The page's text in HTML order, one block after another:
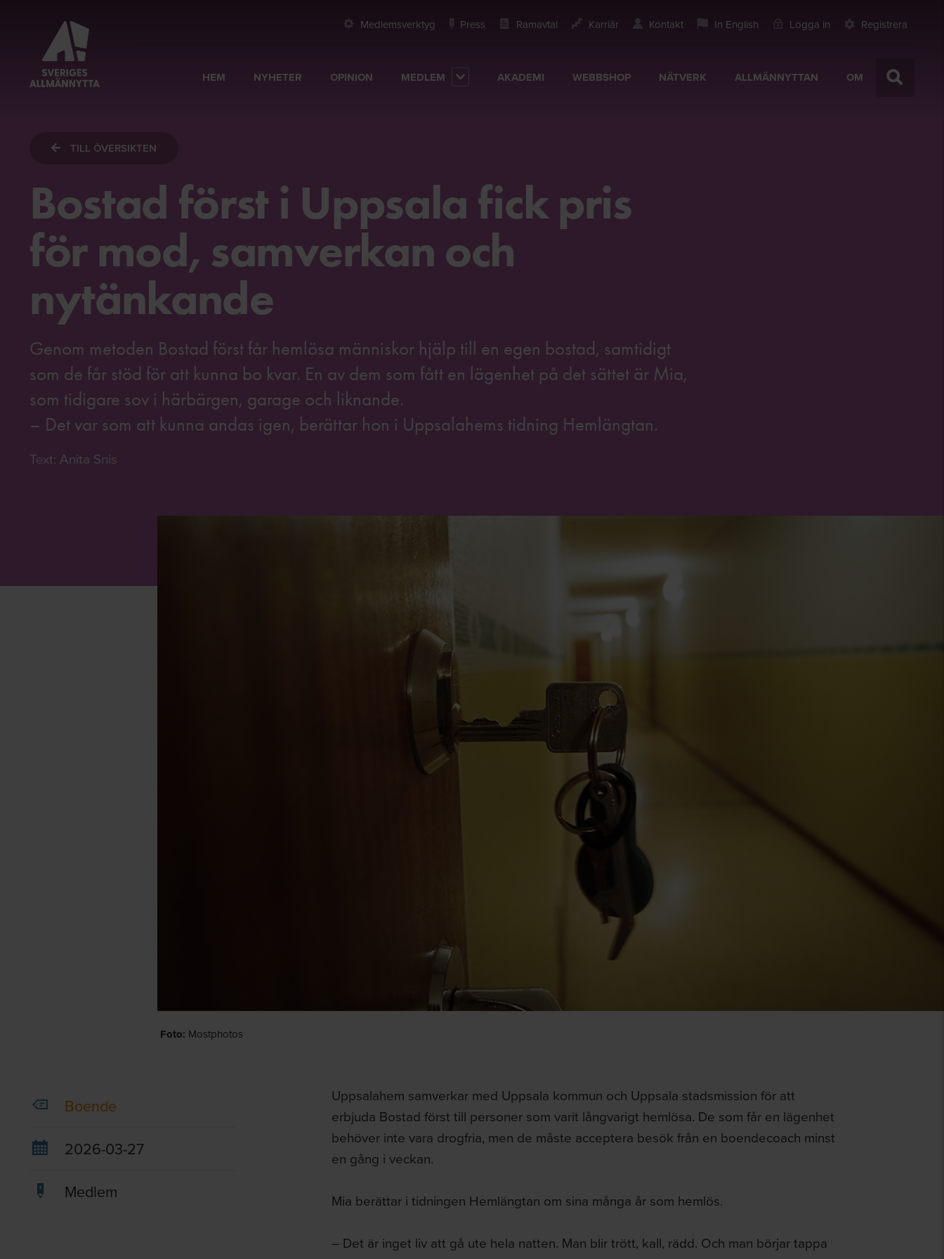
Medlemsverktyg Press Ramavtal Karriär Kontakt In English Logga in Registrera
HEM NYHETER OPINION MEDLEM AKADEMI WEBBSHOP NÄTVERK ALLMÄNNYTTAN OM
TILL ÖVERSIKTEN
Bostad först i Uppsala fick pris
för mod, samverkan och
nytänkande
Genom metoden Bostad först får hemlösa människor hjälp till en egen bostad, samtidigt
som de får stöd för att kunna bo kvar. En av dem som fått en lägenhet på det sättet är Mia,
som tidigare sov i härbärgen, garage och liknande.
– Det var som att kunna andas igen, berättar hon i Uppsalahems tidning Hemlängtan.
Text: Anita Snis
Foto: Mostphotos
Boende
2026-03-27
Medlem
Uppsalahem samverkar med Uppsala kommun och Uppsala stadsmission för att
erbjuda Bostad först till personer som varit långvarigt hemlösa. De som får en lägenhet
behöver inte vara drogfria, men de måste acceptera besök från en boendecoach minst
en gång i veckan.
Mia berättar i tidningen Hemlängtan om sina många år som hemlös.
– Det är inget liv att gå ute hela natten. Man blir trött, kall, rädd. Och man börjar tappa